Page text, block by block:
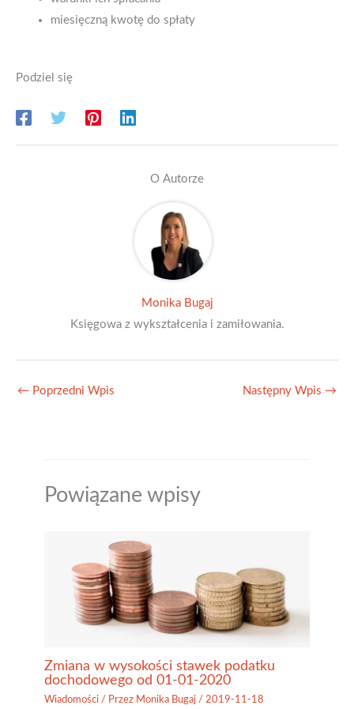
miesięczną kwotę do spłaty
Podziel się
O Autorze
Monika Bugaj
Księgowa z wykształcenia i zamiłowania.
← Poprzedni Wpis Następny Wpis →
Powiązane wpisy
Zmiana w wysokości stawek podatku
dochodowego od 01-01-2020
Wiadomości / Przez Monika Bugaj / 2019-11-18